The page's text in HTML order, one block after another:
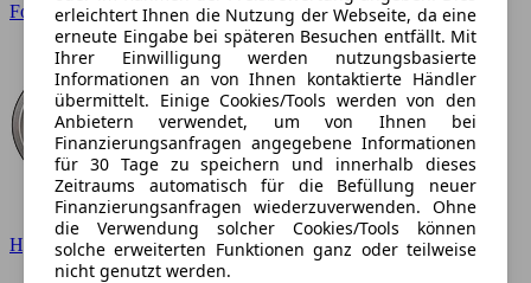
erleichtert Ihnen die Nutzung der Webseite, da eine
erneute Eingabe bei späteren Besuchen entfällt. Mit
Ihrer Einwilligung werden nutzungsbasierte
Informationen an von Ihnen kontaktierte Händler
übermittelt. Einige Cookies/Tools werden von den
Anbietern verwendet, um von Ihnen bei
Finanzierungsanfragen angegebene Informationen
für 30 Tage zu speichern und innerhalb dieses
Zeitraums automatisch für die Befüllung neuer
Finanzierungsanfragen wiederzuverwenden. Ohne
die Verwendung solcher Cookies/Tools können
solche erweiterten Funktionen ganz oder teilweise
nicht genutzt werden.
Ford
Hyundai